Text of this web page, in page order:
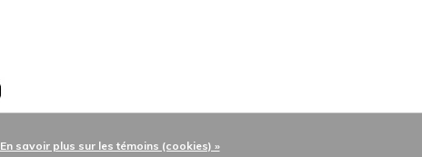
En savoir plus sur les témoins (cookies) »